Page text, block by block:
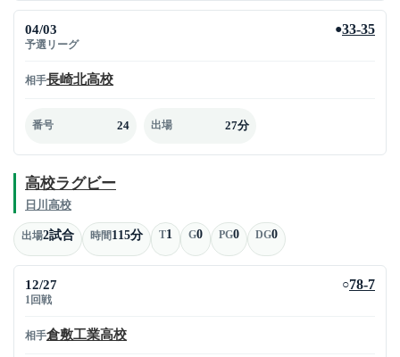
04/03
予選リーグ
●33-35
相手長崎北高校
番号 24 出場 27分
高校ラグビー
日川高校
出場2試合 時間115分 T1 G0 PG0 DG0
12/27
1回戦
○78-7
相手倉敷工業高校